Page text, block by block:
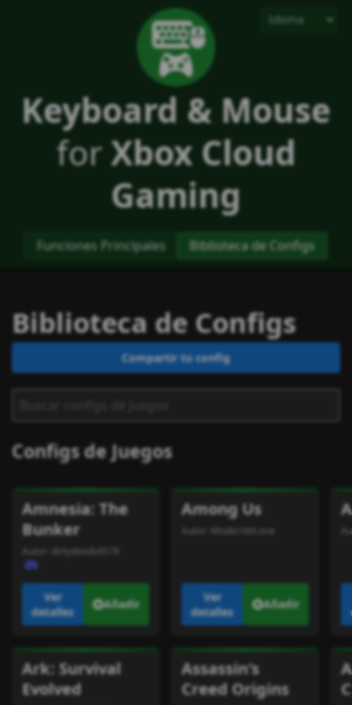
Keyboard & Mouse
forXbox Cloud
Gaming
Funciones Principales Biblioteca de Configs
Biblioteca de Configs
Compartir tu config
Configs de Juegos
Amnesia: The
Bunker
Autor: dirtydeeds4578
Ver
detalles
Añadir
Among Us
Autor: ModernKit.one
Ver
detalles
Añadir
Ark: Survival
Evolved
Assassin's
Creed Origins